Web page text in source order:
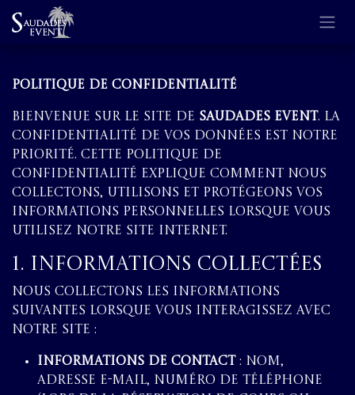
Se rendre au contenu
Politique de Confidentialité
Bienvenue sur le site de Saudades Event. La
confidentialité de vos données est notre
priorité. Cette politique de
confidentialité explique comment nous
collectons, utilisons et protégeons vos
informations personnelles lorsque vous
utilisez notre site internet.
1. Informations Collectées
Nous collectons les informations
suivantes lorsque vous interagissez avec
notre site :
Informations de contact: nom,
adresse e-mail, numéro de téléphone